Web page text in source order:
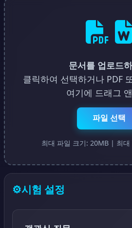
문서를 업로드
클릭하여 선택하거나 PDF
여기에 드래그
파일 선택
최대 파일 크기: 20MB | 최
⚙️시험 설정